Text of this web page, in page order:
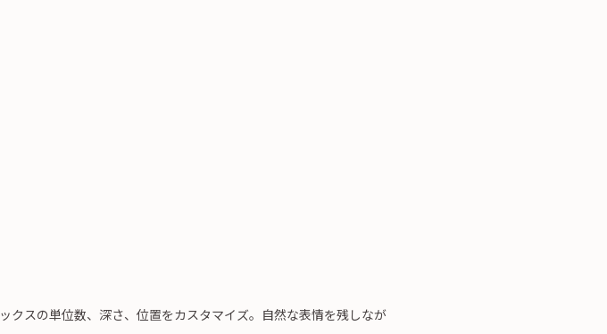
クスの単位数、深さ、位置をカスタマイズ。自然な表情を残しなが